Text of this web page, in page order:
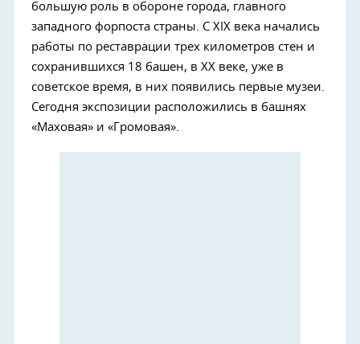
большую роль в обороне города, главного
западного форпоста страны. С XIX века начались
работы по реставрации трех километров стен и
сохранившихся 18 башен, в XX веке, уже в
советское время, в них появились первые музеи.
Сегодня экспозиции расположились в башнях
«Маховая» и «Громовая».